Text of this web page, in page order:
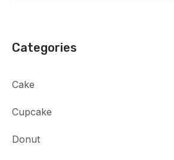
Categories
Cake
Cupcake
Donut